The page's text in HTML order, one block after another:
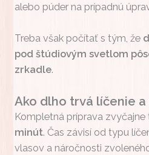
alebo púder na prípadnú
Treba však počítať s tým, že
pod štúdiovým svetlom
zrkadle.
Ako dlho trvá líčenie a
Kompletná príprava zvyčajne
minút. Čas závisí od typu
vlasov a náročnosti